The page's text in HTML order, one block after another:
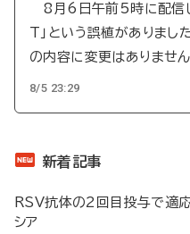
8月6日午前5時に配信
T」という誤植がありまし
の内容に変更はありません
8/5 23:29
新着記事
RSV抗体の2回目投与で適
シア